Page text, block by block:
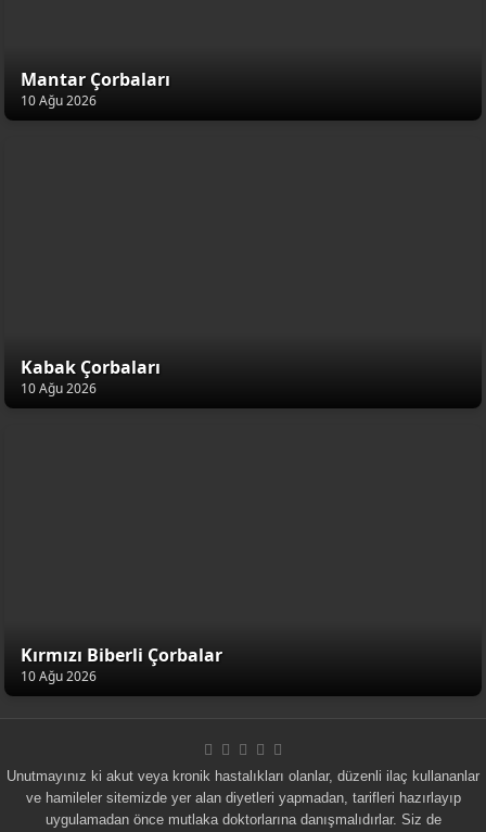
Mantar Çorbaları
10 Ağu 2026
Kabak Çorbaları
10 Ağu 2026
Kırmızı Biberli Çorbalar
10 Ağu 2026
Unutmayınız ki akut veya kronik hastalıkları olanlar, düzenli ilaç kullananlar
ve hamileler sitemizde yer alan diyetleri yapmadan, tarifleri hazırlayıp
uygulamadan önce mutlaka doktorlarına danışmalıdırlar. Siz de